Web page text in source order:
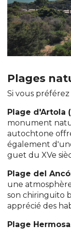
Plages
Si vous
Plage d'Artola
monument
autochtone
également
guet du XVe
Plage del
une
son chiringuito
apprécié des
Plage Hermosa